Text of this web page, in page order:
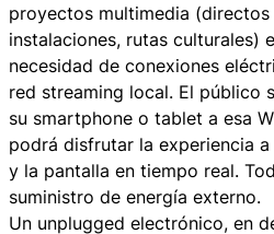
proyectos multimedia (directos
instalaciones, rutas culturales)
necesidad de conexiones
red streaming local. El público
su smartphone o tablet a esa
podrá disfrutar la experiencia
y la pantalla en tiempo real.
suministro de energía externo.
Un unplugged electrónico, en